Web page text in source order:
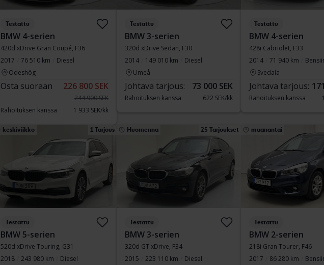
Testattu
BMW 4-serien
420d xDrive Gran Coupé, F36
2017
76 510 km
Diesel
Ödeshög
Osta suoraan 226 800 SEK
244 900 SEK
Rahoituksen kanssa
1 933 SEK/kk
Testattu
BMW 3-serien
320d xDrive Sedan, F30
2014
149 010 km
Diesel
Umeå
Johtava tarjous: 73 000 SEK
Rahoituksen kanssa 622 SEK/kk
Testattu
BMW 4-serien
428i Cabriolet, F33
2014
71 940 km
Svedala
Johtava tarjous:
Rahoituksen kanssa
keskiviikko 1 Tarjous
Testattu
BMW 5-serien
520d xDrive Touring, G31
2018
243 980 km Diesel
Huomenna 25 Tarjoukset
Testattu
BMW 3-serien
320d GT xDrive, F34
2015
223 110 km Diesel
maanantai
Testattu
BMW 2-serien
218i Gran Tourer, F46
2017
86 280 km